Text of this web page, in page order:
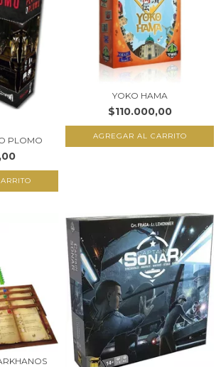
PLOMO
YOKO HAMA
$110.000,00